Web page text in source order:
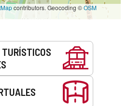
contributors. Geocoding ©OSM
TURÍSTICOS